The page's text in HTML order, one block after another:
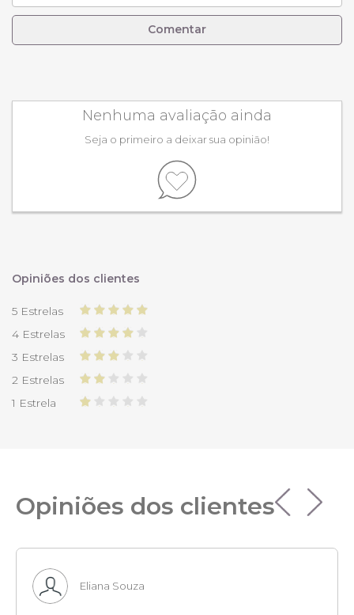
Comentar
Nenhuma avaliação ainda
Seja o primeiro a deixar sua opinião!
Opiniões dos clientes
5 Estrelas
4 Estrelas
3 Estrelas
2 Estrelas
1 Estrela
Opiniões dos clientes
Eliana Souza